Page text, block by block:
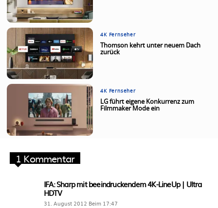
4K Fernseher
Thomson kehrt unter neuem Dach
zurück
4K Fernseher
LG führt eigene Konkurrenz zum
Filmmaker Mode ein
1 Kommentar
IFA: Sharp mit beeindruckendem 4K-LineUp | Ultra
HDTV
31. August 2012 Beim 17:47